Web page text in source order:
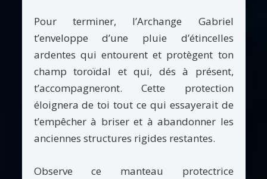
Pour terminer, l’Archange Gabriel
t’enveloppe d’une pluie d’étincelles
ardentes qui entourent et protègent ton
champ toroïdal et qui, dés à présent,
t’accompagneront. Cette protection
éloignera de toi tout ce qui essayerait de
t’empêcher à briser et à abandonner les
anciennes structures rigides restantes.
Observe ce manteau protectrice